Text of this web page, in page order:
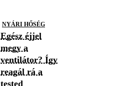
NYÁRI HŐSÉG
Egész éjjel
megy a
ventilátor? Így
reagál rá a
tested